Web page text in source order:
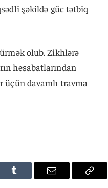
şəkildə güc tətbiq
olub. Zikhlərə
hesabatlarından
üçün davamlı travma
Tumblr Email
Copy